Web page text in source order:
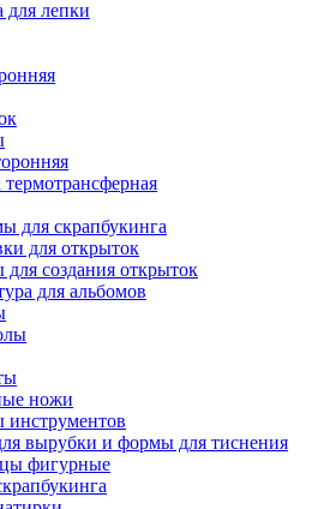
для лепки
для скрапбукинга
для открыток
создания открыток
для альбомов
ножи
инструментов
вырубки и формы для тиснения
фигурные